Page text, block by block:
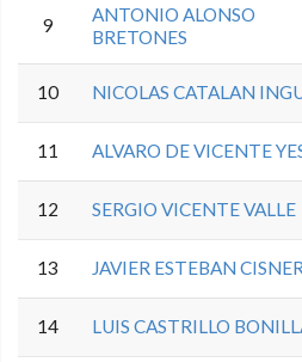
9
ANTONIO ALONSO
BRETONES
10 NICOLAS CATALAN
11 ALVARO DE VICENTE
12 SERGIO VICENTE VALLE
13 JAVIER ESTEBAN
14 LUIS CASTRILLO